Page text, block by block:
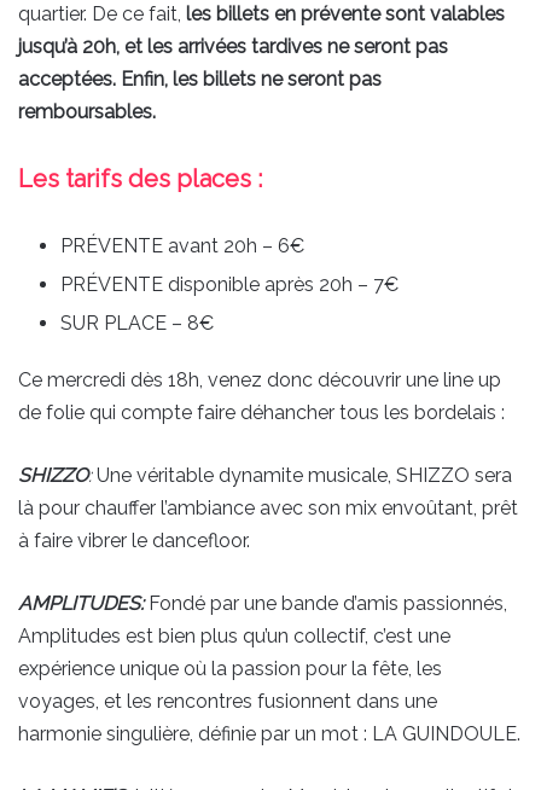
quartier. De ce fait, les billets en prévente sont valables
jusqu’à 20h, et les arrivées tardives ne seront pas
acceptées. Enfin, les billets ne seront pas
remboursables.
Les tarifs des places :
PRÉVENTE avant 20h – 6€
PRÉVENTE disponible après 20h – 7€
SUR PLACE – 8€
Ce mercredi dès 18h, venez donc découvrir une line up
de folie qui compte faire déhancher tous les bordelais :
SHIZZO:Une véritable dynamite musicale, SHIZZO sera
là pour chauffer l’ambiance avec son mix envoûtant, prêt
à faire vibrer le dancefloor.
AMPLITUDES:Fondé par une bande d’amis passionnés,
Amplitudes est bien plus qu’un collectif, c’est une
expérience unique où la passion pour la fête, les
voyages, et les rencontres fusionnent dans une
harmonie singulière, définie par un mot : LA GUINDOULE.